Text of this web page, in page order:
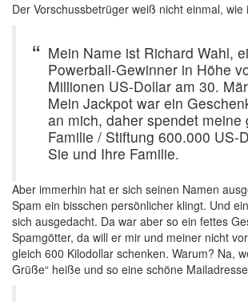
Der Vorschussbetrüger weiß nicht einmal, wie
Mein Name ist Richard Wahl,
Powerball-Gewinner in Höhe
Millionen US-Dollar am 30.
Mein Jackpot war ein
an mich, daher spendet meine
Familie / Stiftung 600.000 US-
Sie und Ihre Familie.
Aber immerhin hat er sich seinen Namen
Spam ein bisschen persönlicher klingt. Und
sich ausgedacht. Da war aber so ein fettes
Spamgötter, da will er mir und meiner nicht
gleich 600 Kilodollar schenken. Warum? Na,
Grüße“ heiße und so eine schöne